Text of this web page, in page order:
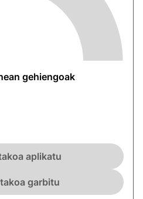
gehiengoak
aplikatu
garbitu